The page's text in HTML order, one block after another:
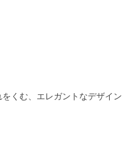
くむ、エレガントなデザイン